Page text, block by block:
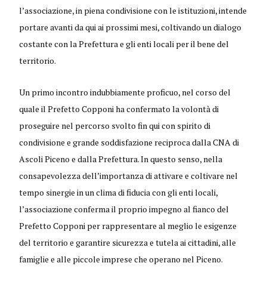
l’associazione, in piena condivisione con le istituzioni, intende
portare avanti da qui ai prossimi mesi, coltivando un dialogo
costante con la Prefettura e gli enti locali per il bene del
territorio.
Un primo incontro indubbiamente proficuo, nel corso del
quale il Prefetto Copponi ha confermato la volontà di
proseguire nel percorso svolto fin qui con spirito di
condivisione e grande soddisfazione reciproca dalla CNA di
Ascoli Piceno e dalla Prefettura. In questo senso, nella
consapevolezza dell’importanza di attivare e coltivare nel
tempo sinergie in un clima di fiducia con gli enti locali,
l’associazione conferma il proprio impegno al fianco del
Prefetto Copponi per rappresentare al meglio le esigenze
del territorio e garantire sicurezza e tutela ai cittadini, alle
famiglie e alle piccole imprese che operano nel Piceno.